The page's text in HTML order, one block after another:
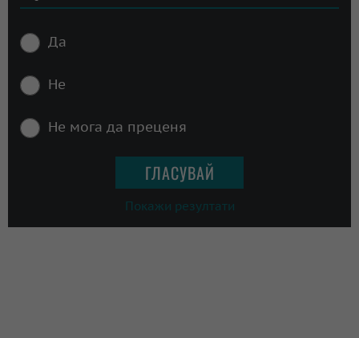
Да
Не
Не мога да преценя
Покажи резултати